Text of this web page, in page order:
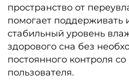
пространство от
помогает поддерживать
стабильный уровень
здорового сна без
постоянного контроля
пользователя.